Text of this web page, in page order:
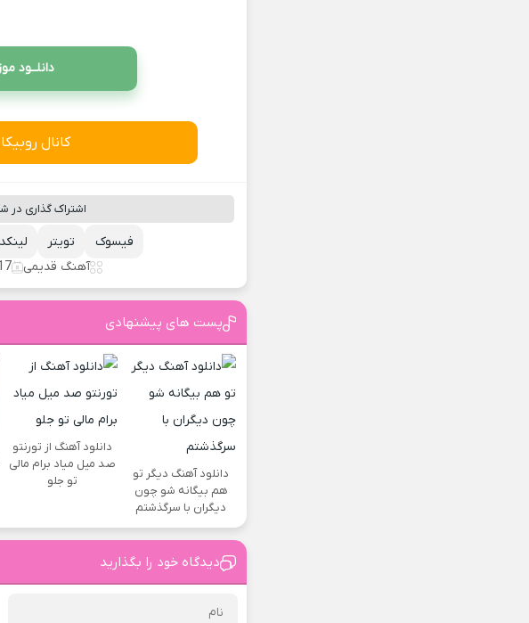
دانلــود
کانال
اشتراک گذاری در
تویتر
فیسوک
آهنگ قدیمی
17 می
پست های پیشنهادی
دانلود آهنگ دیگر تو
هم بیگانه شو چون
دیگران با سرگذشتم
دانلود آهنگ از تورنتو
صد میل میاد برام مالی
تو جلو
دیدگاه خود را بگذارید